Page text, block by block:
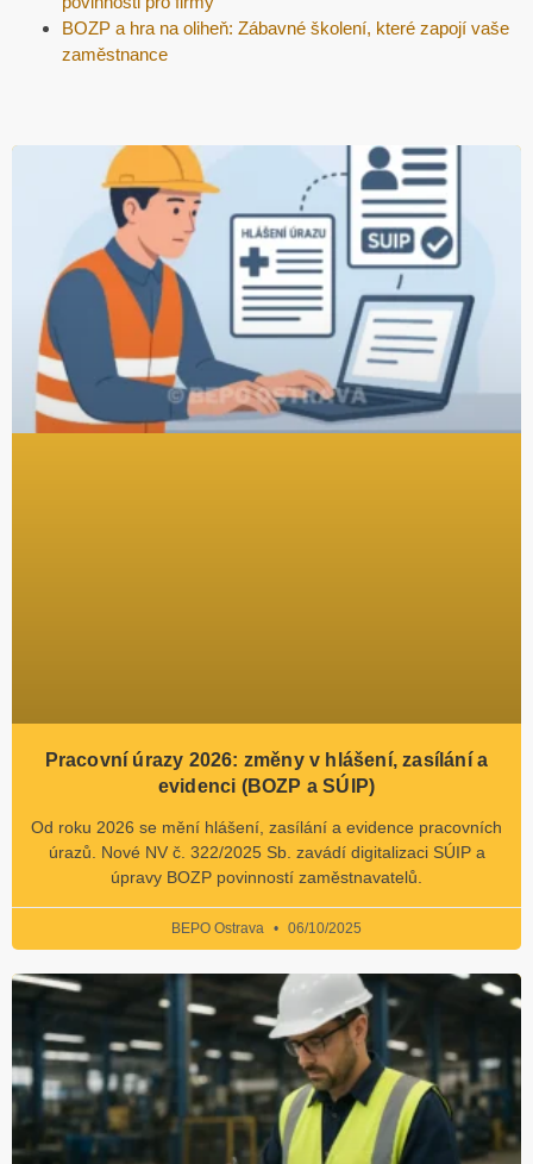
BOZP a hra na oliheň: Zábavné školení, které zapojí vaše
zaměstnance
Pracovní úrazy 2026: změny v hlášení, zasílání a
evidenci (BOZP a SÚIP)
Od roku 2026 se mění hlášení, zasílání a evidence pracovních
úrazů. Nové NV č. 322/2025 Sb. zavádí digitalizaci SÚIP a
úpravy BOZP povinností zaměstnavatelů.
BEPO Ostrava 06/10/2025